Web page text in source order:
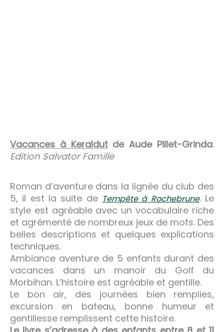
Vacances à Keraldutde Aude Pillet-Grinda.
Edition Salvator Famille
Roman d’aventure dans la lignée du club des
5, il est la suite de Tempête à Rochebrune. Le
style est agréable avec un vocabulaire riche
et agrémenté de nombreux jeux de mots. Des
belles descriptions et quelques explications
techniques.
Ambiance aventure de 5 enfants durant des
vacances dans un manoir du Golf du
Morbihan. L’histoire est agréable et gentille.
Le bon air, des journées bien remplies,
excursion en bateau, bonne humeur et
gentillesse remplissent cette histoire.